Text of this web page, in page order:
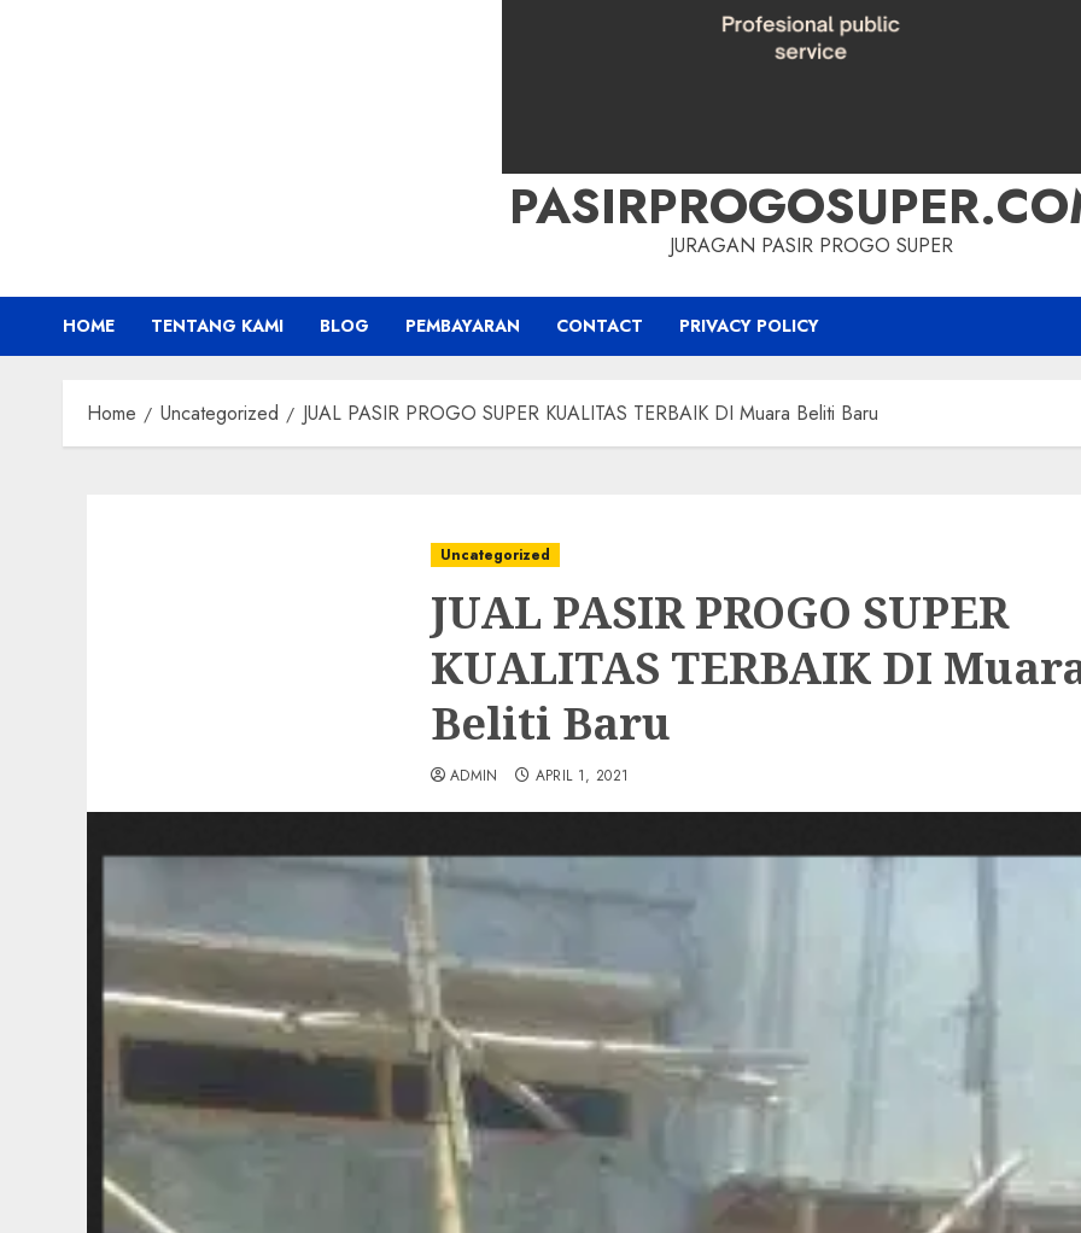
JURAGAN PASIR PROGO SUPER
HOME TENTANG KAMI BLOG PEMBAYARAN CONTACT PRIVACY POLICY
Home Uncategorized JUAL PASIR PROGO SUPER KUALITAS TERBAIK DI Muara Beliti Baru
Uncategorized
JUAL PASIR PROGO SUPER
KUALITAS TERBAIK DI
Beliti Baru
ADMIN APRIL 1, 2021